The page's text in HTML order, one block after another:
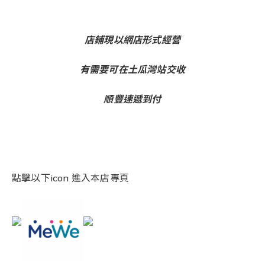
店鋪現以網店形式經營
有需要可在土瓜灣站交收
順豐速遞到付
點擊以下icon 進入本店專頁